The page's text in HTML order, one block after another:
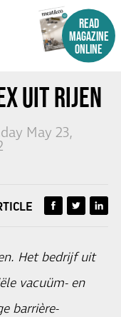
READ
MAGAZINE
ONLINE
UIT RIJEN
May 23,
Het bedrijf uit
vacuüm- en
barrière-